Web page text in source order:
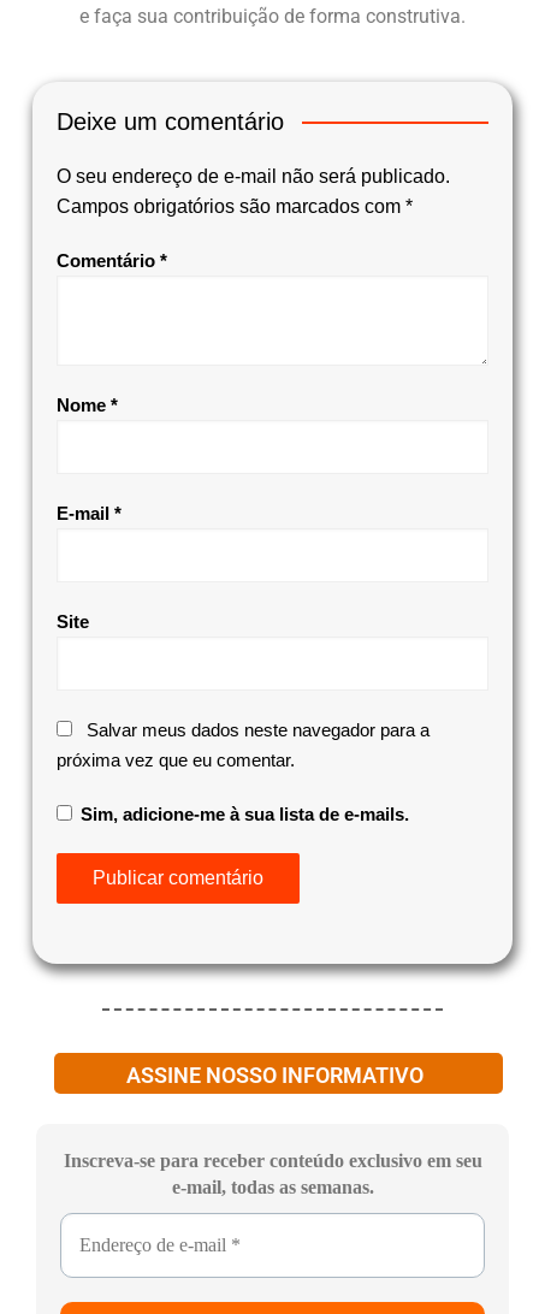
e faça sua contribuição de forma construtiva.
Deixe um comentário
O seu endereço de e-mail não será publicado.
Campos obrigatórios são marcados com *
Comentário *
Nome *
E-mail *
Site
Salvar meus dados neste navegador para a
próxima vez que eu comentar.
Sim, adicione-me à sua lista de e-mails.
ASSINE NOSSO INFORMATIVO
Inscreva-se para receber conteúdo exclusivo em seu
e-mail, todas as semanas.